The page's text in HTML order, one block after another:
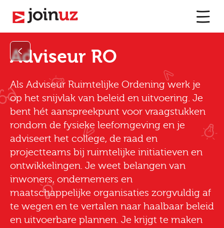
Adviseur RO
Als Adviseur Ruimtelijke Ordening werk je
op het snijvlak van beleid en uitvoering. Je
bent hét aanspreekpunt voor vraagstukken
rondom de fysieke leefomgeving en je
adviseert het college, de raad en
projectteams bij ruimtelijke initiatieven en
ontwikkelingen. Je weet belangen van
inwoners, ondernemers en
maatschappelijke organisaties zorgvuldig af
te wegen en te vertalen naar haalbaar beleid
en uitvoerbare plannen. Je krijgt te maken